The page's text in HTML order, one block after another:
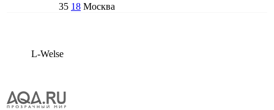
35 18 Москва
L-Welse